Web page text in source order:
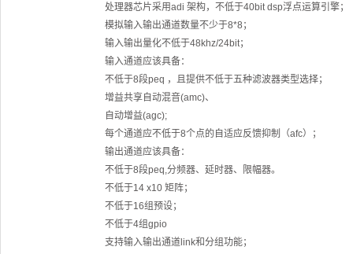
处理器芯片采用adi 架构，不低于40bit dsp浮点运算引擎；
模拟输入输出通道数量不少于8*8；
输入输出量化不低于48khz/24bit；
输入通道应该具备：
不低于8段peq ，且提供不低于五种滤波器类型选择；
增益共享自动混音(amc)、
自动增益(agc);
每个通道应不低于8个点的自适应反馈抑制（afc）；
输出通道应该具备：
不低于8段peq,分频器、延时器、限幅器。
不低于14 x10 矩阵；
不低于16组预设；
不低于4组gpio
支持输入输出通道link和分组功能；